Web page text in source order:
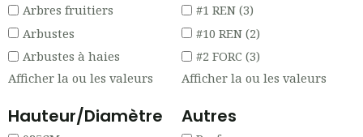
Arbres fruitiers
Arbustes
Arbustes à haies
Afficher la ou les valeurs
#1 REN (3)
#10 REN (2)
#2 FORC (3)
Afficher la ou les valeurs
Hauteur/Diamètre Autres